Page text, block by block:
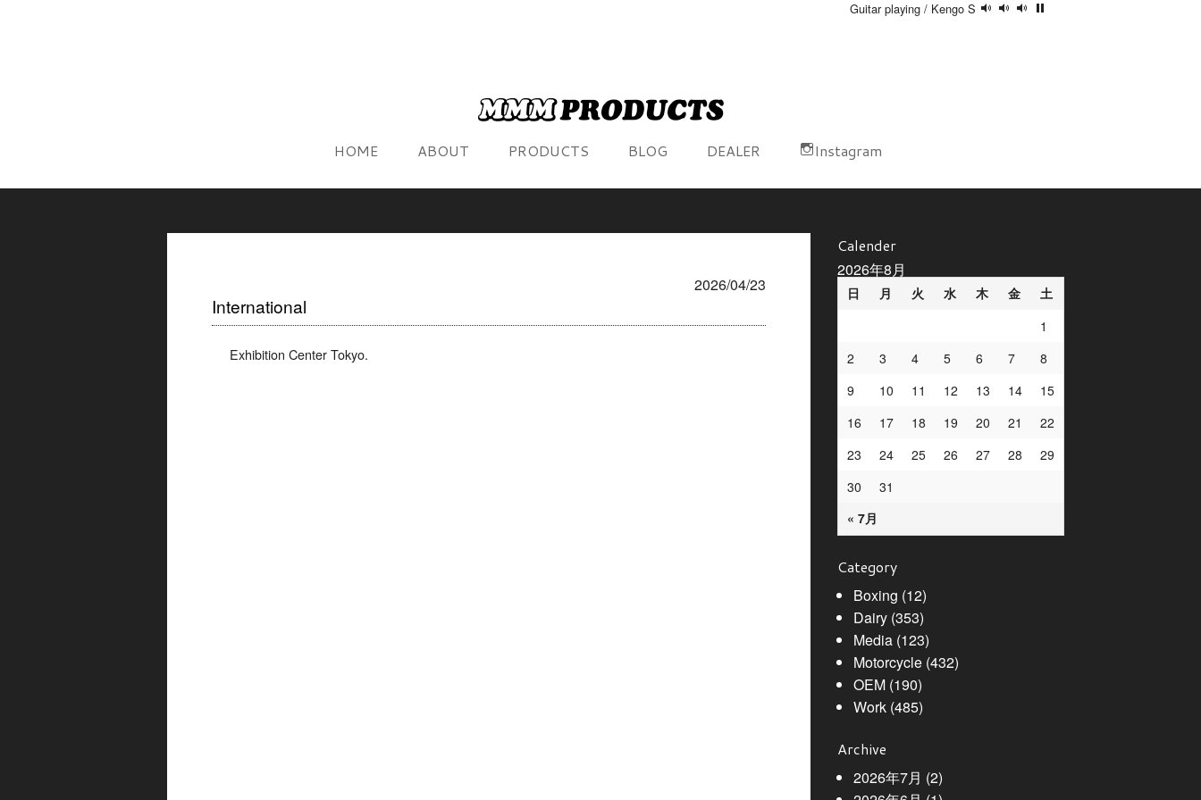
Guitar playing / Kengo S
HOME ABOUT PRODUCTS BLOG DEALER Instagram
2026/04/23
International
Exhibition Center Tokyo.
Calender
2026年8月
日 月 火 水 木 金 土
« 7月
1
2
3 4 5 6 7
8
9
10 11 12 13 14
15
16
17 18 19 20 21
22
23
24 25 26 27 28
29
30
31
Category
Boxing (12)
Dairy(353)
Media(123)
Motorcycle(432)
OEM(190)
Work(485)
Archive
2026年7月 (2)